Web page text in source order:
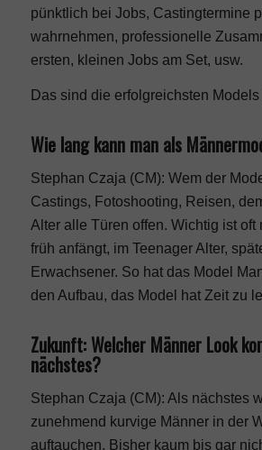
pünktlich bei Jobs, Castingtermine
wahrnehmen, professionelle
ersten, kleinen Jobs am Set, usw.
Das sind die erfolgreichsten
Wie lang kann man als
Stephan Czaja (CM): Wem der
Castings, Fotoshooting, Reisen,
Alter alle Türen offen. Wichtig ist oft
früh anfängt, im Teenager Alter,
Erwachsener. So hat das Model
den Aufbau, das Model hat Zeit zu
Zukunft: Welcher Männer Look
nächstes?
Stephan Czaja (CM): Als nächstes
zunehmend kurvige Männer in der
auftauchen. Bisher kaum bis gar